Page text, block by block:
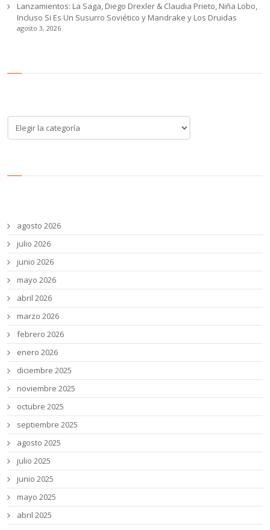
Lanzamientos: La Saga, Diego Drexler & Claudia Prieto, Niña Lobo,
Incluso Si Es Un Susurro Soviético y Mandrake y Los Druidas
agosto 3, 2026
Categoría
de
noticias
agosto 2026
julio 2026
junio 2026
mayo 2026
abril 2026
marzo 2026
febrero 2026
enero 2026
diciembre 2025
noviembre 2025
octubre 2025
septiembre 2025
agosto 2025
julio 2025
junio 2025
mayo 2025
abril 2025